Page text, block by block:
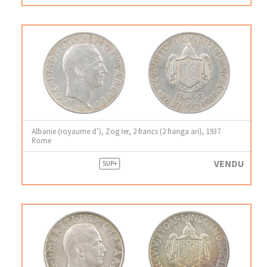
Albanie (royaume d’), Zog Ier, 2 francs (2 franga ari), 1937
Rome
SUP+ VENDU